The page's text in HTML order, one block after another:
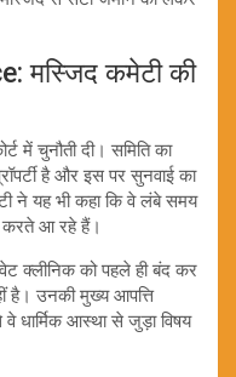
मस्जिद कमेटी की
में चुनौती दी। समिति का
है और इस पर सुनवाई का
ने यह भी कहा कि वे लंबे समय
करते आ रहे हैं।
क्लीनिक को पहले ही बंद कर
है। उनकी मुख्य आपत्ति
धार्मिक आस्था से जुड़ा विषय